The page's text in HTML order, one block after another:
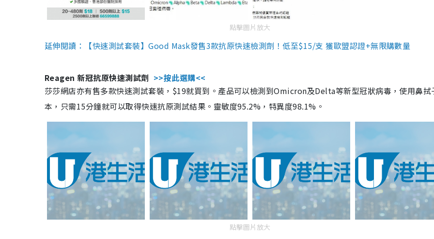
點擊圖片放大
延伸閱讀：【快速測試套裝】Good Mask發售3款抗原快速檢測劑！低至$15/支 獲歐盟認證+無限購數量
Reagen 新冠抗原快速測試劑 >>按此選購<<
莎莎網店亦有售多款快速測試套裝，$19就買到。產品可以檢測到Omicron及Delta等新型冠狀病毒，使用鼻拭
本，只需15分鐘就可以取得快速抗原測試結果。靈敏度95.2%，特異度98.1%。
點擊圖片放大